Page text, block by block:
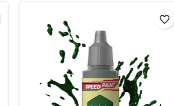
favorite_border